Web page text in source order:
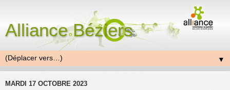
Alliance Béziers
▼
MARDI 17 OCTOBRE 2023